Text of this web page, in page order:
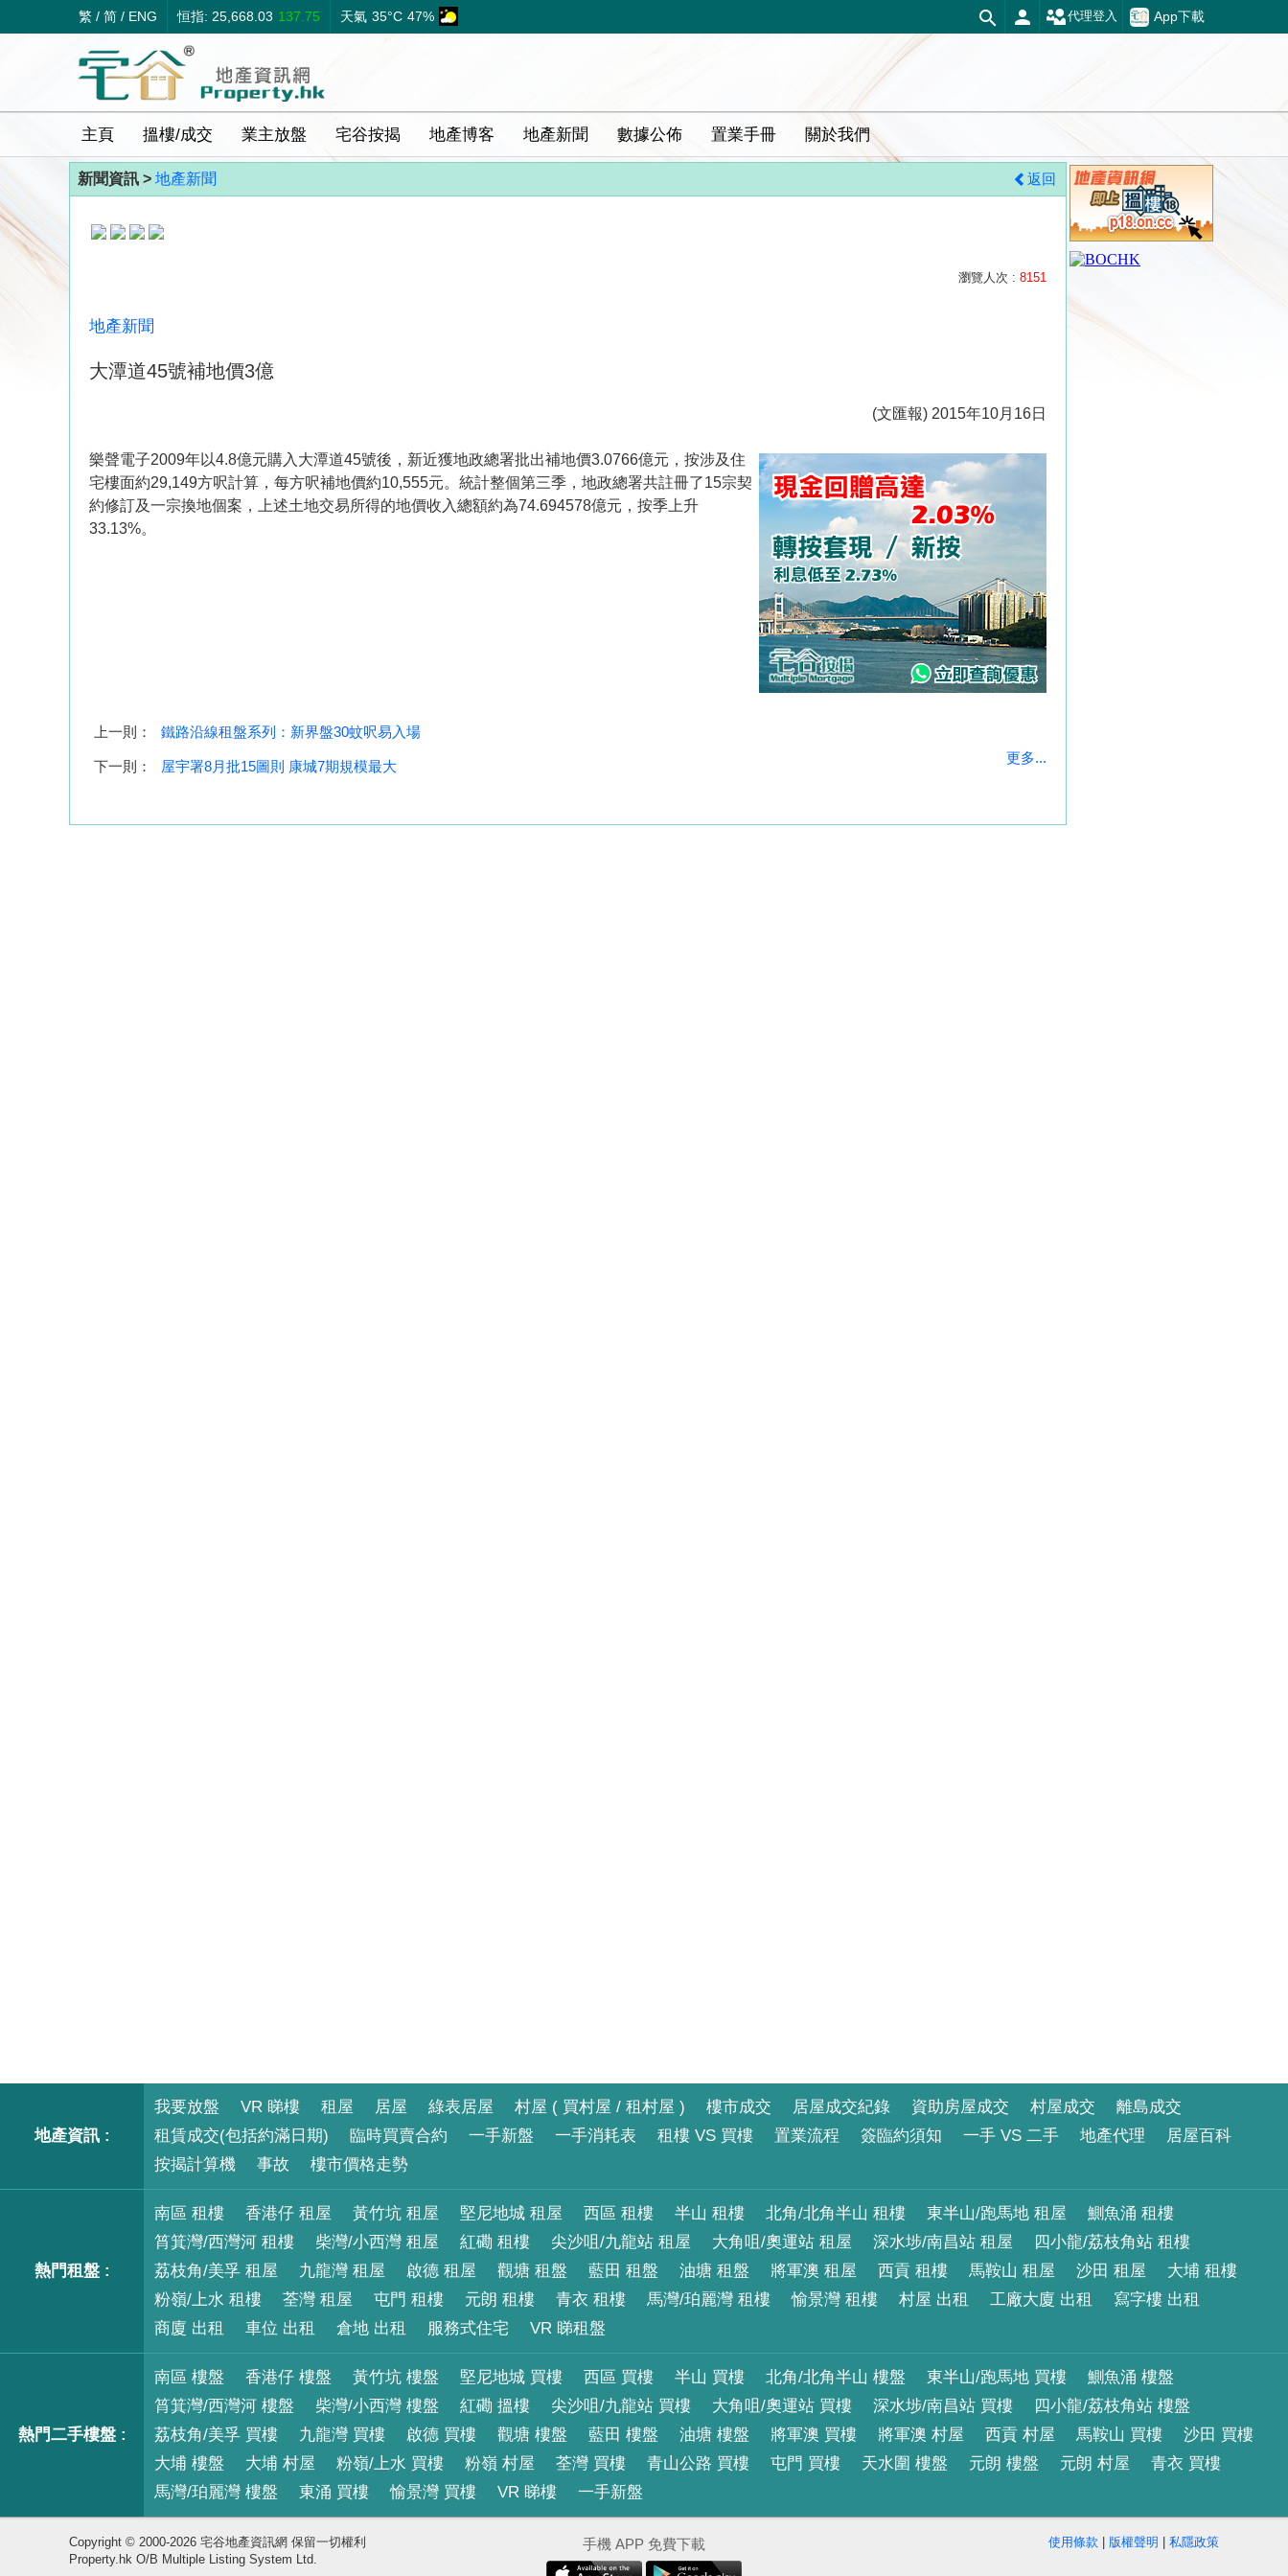
繁 / 简 / ENG 恒指: 25,668.03 137.75 天氣 35°C 47% App下載
代理登入
主頁 搵樓/成交 業主放盤 宅谷按揭 地產博客 地產新聞 數據公佈 置業手冊 關於我們
新聞資訊 > 地產新聞 返回
瀏覽人次 : 8151
地產新聞
大潭道45號補地價3億
(文匯報) 2015年10月16日
樂聲電子2009年以4.8億元購入大潭道45號後，新近獲地政總署批出補地價3.0766億元，按涉及住
宅樓面約29,149方呎計算，每方呎補地價約10,555元。統計整個第三季，地政總署共註冊了15宗契
約修訂及一宗換地個案，上述土地交易所得的地價收入總額約為74.694578億元，按季上升
33.13%。
上一則： 鐵路沿線租盤系列：新界盤30蚊呎易入場
下一則： 屋宇署8月批15圖則 康城7期規模最大
更多...
地產資訊 :
我要放盤 VR 睇樓 租屋 居屋 綠表居屋 村屋 ( 買村屋 / 租村屋 ) 樓市成交 居屋成交紀錄 資助房屋成交 村屋成交
離島成交
租賃成交(包括約滿日期)
臨時買賣合約 一手新盤 一手消耗表 租樓 VS 買樓 置業流程 簽臨約須知 一手 VS 二手 地產代理
居屋百科
按揭計算機
事故 樓市價格走勢
熱門租盤 :
南區 租樓 香港仔 租屋 黃竹坑 租屋 堅尼地城 租屋 西區 租樓 半山 租樓 北角/北角半山 租樓 東半山/跑馬地 租屋
鰂魚涌 租樓
筲箕灣/西灣河 租樓
柴灣/小西灣 租屋 紅磡 租樓 尖沙咀/九龍站 租屋 大角咀/奧運站 租屋 深水埗/南昌站 租屋
四小龍/荔枝角站 租樓
荔枝角/美孚 租屋
九龍灣 租屋 啟德 租屋 觀塘 租盤 藍田 租盤 油塘 租盤 將軍澳 租屋 西貢 租樓 馬鞍山 租屋 沙田 租屋
大埔 租樓
粉嶺/上水 租樓
荃灣 租屋 屯門 租樓 元朗 租樓 青衣 租樓 馬灣/珀麗灣 租樓 愉景灣 租樓 村屋 出租 工廠大廈 出租
寫字樓 出租
商廈 出租
車位 出租 倉地 出租 服務式住宅 VR 睇租盤
熱門二手樓盤 :
南區 樓盤 香港仔 樓盤 黃竹坑 樓盤 堅尼地城 買樓 西區 買樓 半山 買樓 北角/北角半山 樓盤 東半山/跑馬地 買樓
鰂魚涌 樓盤
筲箕灣/西灣河 樓盤
柴灣/小西灣 樓盤 紅磡 搵樓 尖沙咀/九龍站 買樓 大角咀/奧運站 買樓 深水埗/南昌站 買樓
四小龍/荔枝角站 樓盤
荔枝角/美孚 買樓
九龍灣 買樓 啟德 買樓 觀塘 樓盤 藍田 樓盤 油塘 樓盤 將軍澳 買樓 將軍澳 村屋 西貢 村屋 馬鞍山 買樓
沙田 買樓
大埔 樓盤
大埔 村屋 粉嶺/上水 買樓 粉嶺 村屋 荃灣 買樓 青山公路 買樓 屯門 買樓 天水圍 樓盤 元朗 樓盤 元朗 村屋
青衣 買樓
馬灣/珀麗灣 樓盤
東涌 買樓 愉景灣 買樓 VR 睇樓 一手新盤
Copyright © 2000-2026 宅谷地產資訊網 保留一切權利
Property.hk O/B Multiple Listing System Ltd.
手機 APP 免費下載 使用條款 | 版權聲明 | 私隱政策